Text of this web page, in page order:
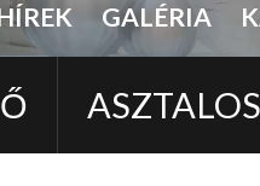
GALÉRIA